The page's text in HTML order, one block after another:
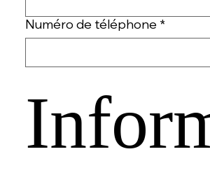
Numéro de téléphone *